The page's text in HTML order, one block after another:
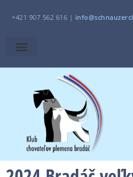
+421 907 562 616 | i